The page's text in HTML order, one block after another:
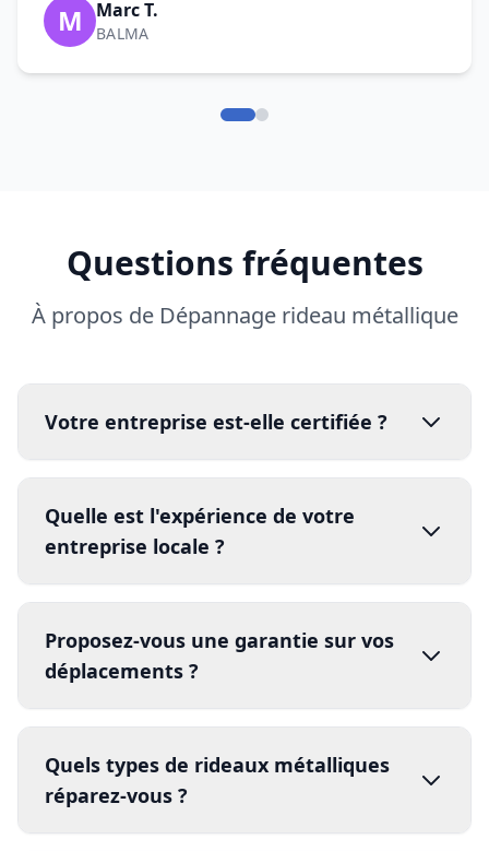
M Marc T.
BALMA
Questions fréquentes
À propos de Dépannage rideau métallique
Votre entreprise est-elle certifiée ?
Quelle est l'expérience de votre
entreprise locale ?
dépannage
Proposez-vous une garantie sur vos
déplacements ?
Quels types de rideaux métalliques
réparez-vous ?